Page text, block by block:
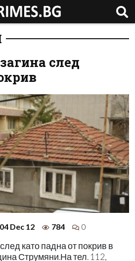
след
Dec 12 784 0
като падна от покрив в
Струмяни.На тел. 112,